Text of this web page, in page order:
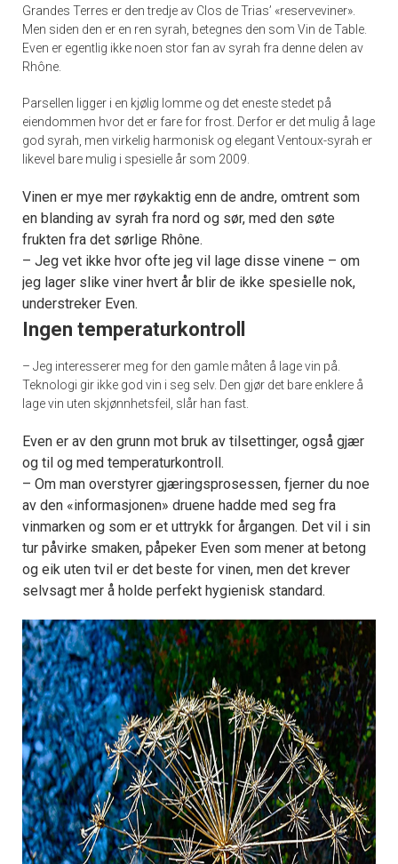
Grandes Terres er den tredje av Clos de Trias’ «reserveviner».
Men siden den er en ren syrah, betegnes den som Vin de Table.
Even er egentlig ikke noen stor fan av syrah fra denne delen av
Rhône.
Parsellen ligger i en kjølig lomme og det eneste stedet på
eiendommen hvor det er fare for frost. Derfor er det mulig å lage
god syrah, men virkelig harmonisk og elegant Ventoux-syrah er
likevel bare mulig i spesielle år som 2009.
Vinen er mye mer røykaktig enn de andre, omtrent som
en blanding av syrah fra nord og sør, med den søte
frukten fra det sørlige Rhône.
– Jeg vet ikke hvor ofte jeg vil lage disse vinene – om
jeg lager slike viner hvert år blir de ikke spesielle nok,
understreker Even.
Ingen temperaturkontroll
– Jeg interesserer meg for den gamle måten å lage vin på.
Teknologi gir ikke god vin i seg selv. Den gjør det bare enklere å
lage vin uten skjønnhetsfeil, slår han fast.
Even er av den grunn mot bruk av tilsettinger, også gjær
og til og med temperaturkontroll.
– Om man overstyrer gjæringsprosessen, fjerner du noe
av den «informasjonen» druene hadde med seg fra
vinmarken og som er et uttrykk for årgangen. Det vil i sin
tur påvirke smaken, påpeker Even som mener at betong
og eik uten tvil er det beste for vinen, men det krever
selvsagt mer å holde perfekt hygienisk standard.